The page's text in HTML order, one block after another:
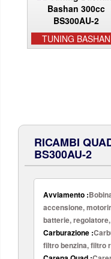
TUNING BASHAN
RICAMBI
BS300AU-2
Avviamento :
accensione,
batterie,
Carburazione :
filtro benzina, filtro